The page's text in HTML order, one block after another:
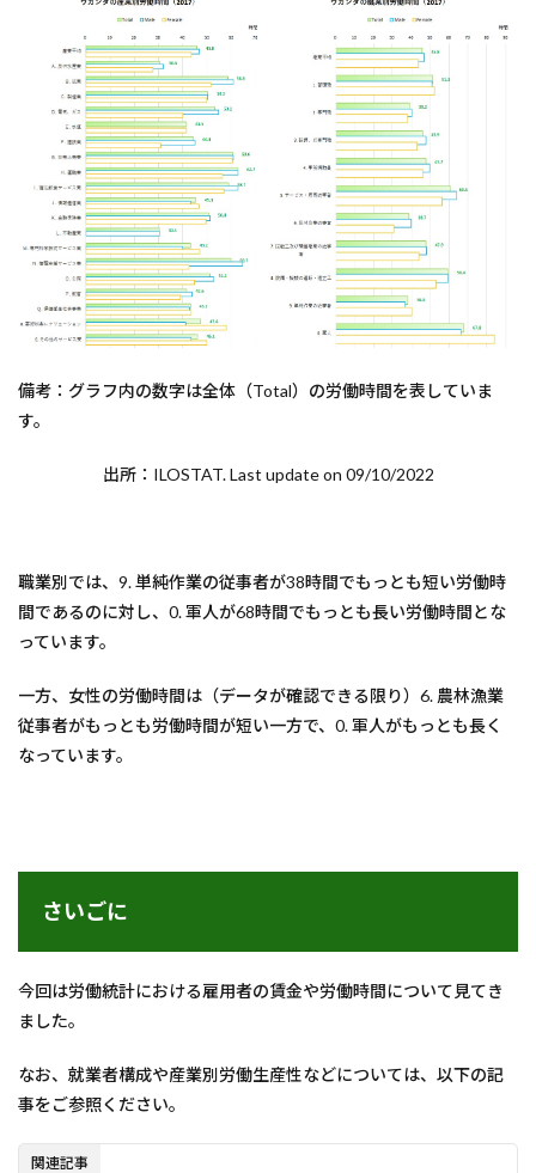
備考：グラフ内の数字は全体（Total）の労働時間を表していま
す。
出所：ILOSTAT. Last update on 09/10/2022
職業別では、9. 単純作業の従事者が38時間でもっとも短い労働時
間であるのに対し、0. 軍人が68時間でもっとも長い労働時間とな
っています。
一方、女性の労働時間は（データが確認できる限り）6. 農林漁業
従事者がもっとも労働時間が短い一方で、0. 軍人がもっとも長く
なっています。
さいごに
今回は労働統計における雇用者の賃金や労働時間について見てき
ました。
なお、就業者構成や産業別労働生産性などについては、以下の記
事をご参照ください。
関連記事